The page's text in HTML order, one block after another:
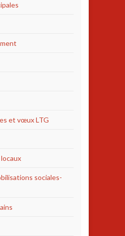
et vœux LTG
sociales-